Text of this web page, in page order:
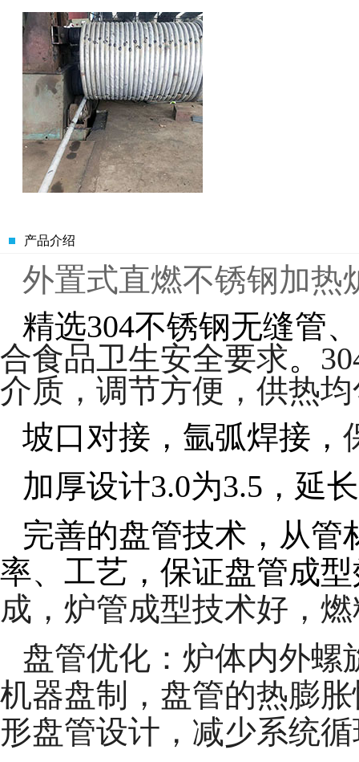
产品介绍
外置式直燃不锈钢加热
精选304不锈钢无缝管
合食品卫生安全要求。
介质，调节方便，供热
坡口对接，氩弧焊接，
加厚设计3.0为3.5 ，延
完善的盘管技术，从管
率、工艺，保证盘管成
成，炉管成型技术好，
盘管优化：炉体内外螺
机器盘制，盘管的热膨
形盘管设计，减少系统